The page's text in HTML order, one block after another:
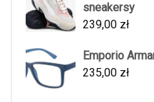
sneakersy
239,00 zł
Emporio
235,00 zł